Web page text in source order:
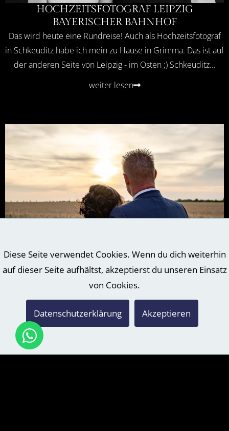
HOCHZEITSFOTOGRAF LEIPZIG
BAYERISCHER BAHNHOF
Das wird heute eine Rundreise! Auch als Hochzeitsfotograf
in Schkeuditz habe ich mein zu Hause in Grimma. Das ist auf
der anderen Seite von Leipzig - im Osten ;) Schkeuditz...
weiter lesen
HOCHZEITSFOTOGRAF IN SCHKEUDITZ
Das wird heute eine Rundreise! Auch als Hochzeitsfotograf
in Schkeuditz habe ich mein zu Hause in Grimma. Das ist auf
der anderen Seite von Leipzig - im Osten ;) Schkeuditz...
Diese Seite verwendet Cookies. Wenn du dich weiterhin
auf dieser Seite aufhältst, akzeptierst du unseren Einsatz
von Cookies.
Datenschutzerklärung Akzeptieren